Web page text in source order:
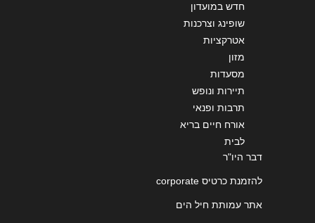
חדש במועדון
שופינג וצרכנות
אטרקציות
מזון
מסעדות
תיירות ונופש
תרבות ופנאי
אורח חיים בריא
לבית
דבר היו"ר
להזמנת כרטיס corporate
אתר עמותת חיל הים